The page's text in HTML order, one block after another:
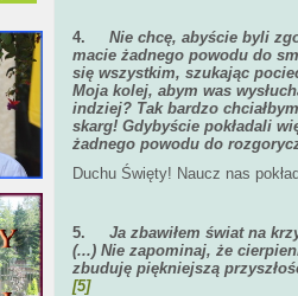
4. Nie chcę, abyście byli
macie żadnego powodu do
się wszystkim, szukając
Moja kolej, abym was
indziej? Tak bardzo
skarg! Gdybyście pokładali
żadnego powodu do
Duchu Święty! Naucz nas
5. Ja zbawiłem świat na
(...) Nie zapominaj, że
zbuduję piękniejszą
[5]